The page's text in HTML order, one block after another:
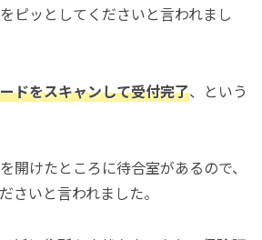
ピッとしてくださいと言われまし
ドをスキャンして受付完了、という
開けたところに待合室があるので、
さいと言われました。